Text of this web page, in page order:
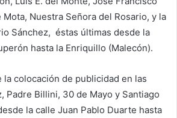
Mota, Nuestra Señora del Rosario, y la
Sánchez, éstas últimas desde la
hasta la Enriquillo (Malecón).
la colocación de publicidad en las
Padre Billini, 30 de Mayo y Santiago
la calle Juan Pablo Duarte hasta